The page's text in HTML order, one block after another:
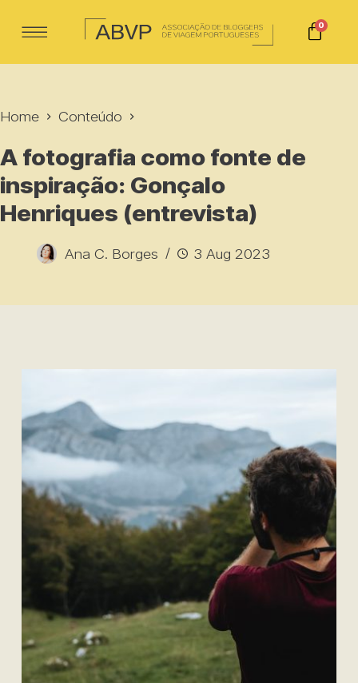
0
Home Conteúdo
A fotografia como fonte de
inspiração: Gonçalo
Henriques (entrevista)
Ana C. Borges 3 Aug 2023